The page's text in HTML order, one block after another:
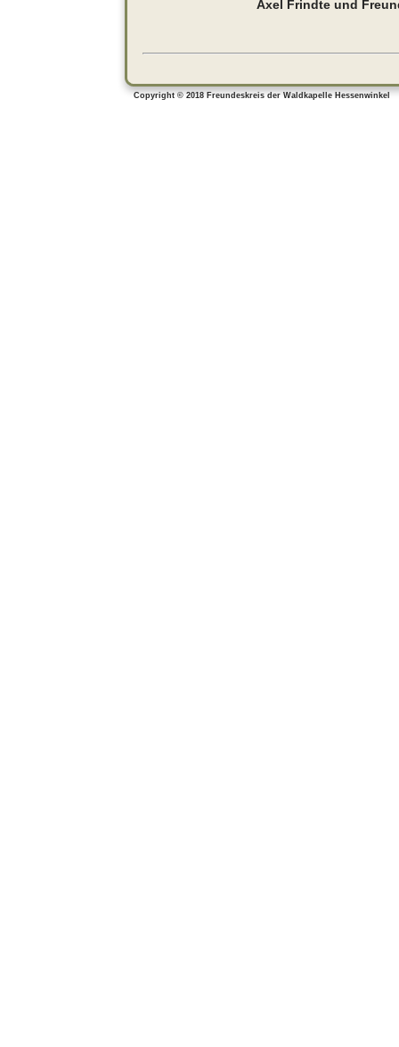
Axel Frindte und
Copyright © 2018 Freundeskreis der Waldkapelle